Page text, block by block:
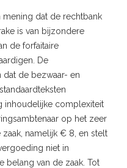
mening dat de rechtbank
is van bijzondere
de forfaitaire
De
dat de bezwaar- en
inhoudelijke complexiteit
op het zeer
namelijk € 8, en stelt
niet in
belang van de zaak. Tot